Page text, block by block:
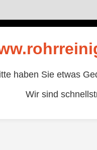
haben Sie etwas
Wir sind